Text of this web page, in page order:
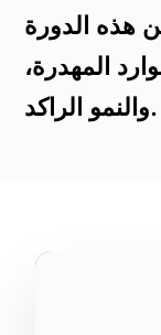
هذه الدورة
المهدرة،
والنمو الراكد.